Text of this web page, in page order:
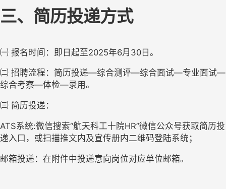
三、简历投递方式
㈠ 报名时间：即日起至2025年6月 30日。
㈡ 招聘流程：简历投递—综合测评—综合面试—专业面试—
综合考察—体检—录用。
㈢ 简历投递：
ATS系统:微信搜索“航天科工十院HR”微信公众号获取简历投
递入口，或扫描推文内及宣传册内二维码登陆系统；
邮箱投递：在附件中投递意向岗位对应单位邮箱。